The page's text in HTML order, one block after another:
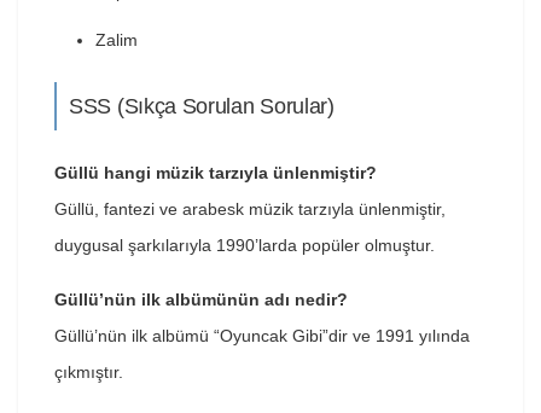
Zalim
SSS (Sıkça Sorulan Sorular)
Güllü hangi müzik tarzıyla ünlenmiştir?
Güllü, fantezi ve arabesk müzik tarzıyla ünlenmiştir,
duygusal şarkılarıyla 1990’larda popüler olmuştur.
Güllü’nün ilk albümünün adı nedir?
Güllü’nün ilk albümü “Oyuncak Gibi”dir ve 1991 yılında
çıkmıştır.